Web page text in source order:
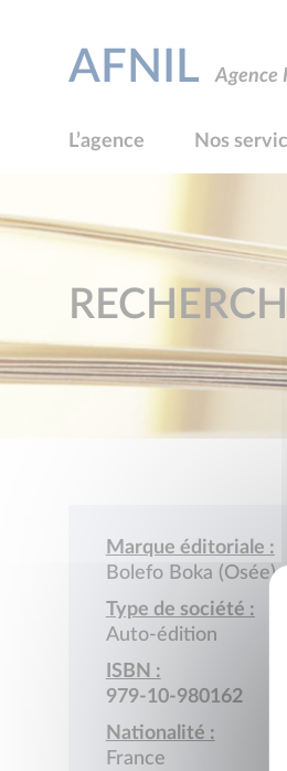
AFNIL Agence
L’agence Nos
Marque éditoriale :
Bolefo Boka (Osée)
Type de société :
Auto-édition
ISBN :
979-10-980162
Nationalité :
France